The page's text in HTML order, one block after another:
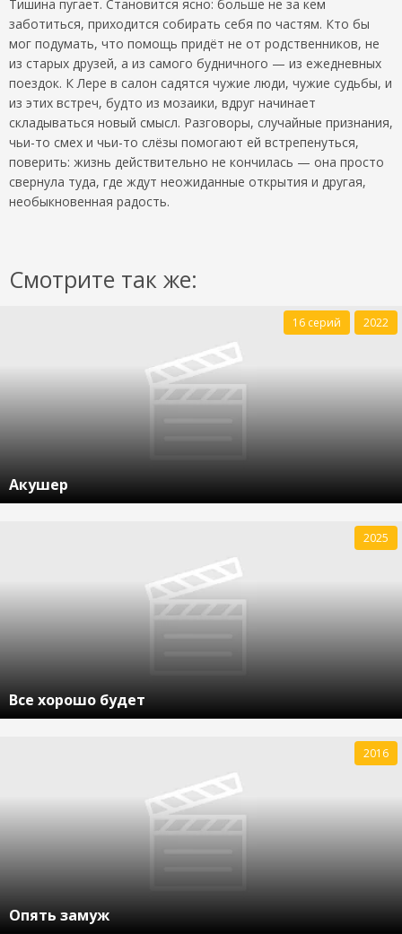
Тишина пугает. Становится ясно: больше не за кем
заботиться, приходится собирать себя по частям. Кто бы
мог подумать, что помощь придёт не от родственников, не
из старых друзей, а из самого будничного — из ежедневных
поездок. К Лере в салон садятся чужие люди, чужие судьбы, и
из этих встреч, будто из мозаики, вдруг начинает
складываться новый смысл. Разговоры, случайные признания,
чьи-то смех и чьи-то слёзы помогают ей встрепенуться,
поверить: жизнь действительно не кончилась — она просто
свернула туда, где ждут неожиданные открытия и другая,
необыкновенная радость.
Смотрите так же:
Акушер
16 серий 2022
Все хорошо будет
2025
Опять замуж
2016